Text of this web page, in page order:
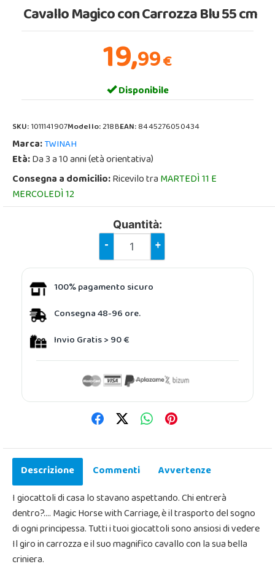
Cavallo Magico con Carrozza Blu 55 cm
19,99€
Disponibile
SKU:1011141907Modello:218BEAN:8445276050434
Marca:TWINAH
Età:Da 3 a 10 anni (età orientativa)
Consegna a domicilio:Ricevilo traMARTEDÌ 11 E
MERCOLEDÌ 12
Quantità:
- +
100% pagamento sicuro
Consegna 48-96 ore.
Invio Gratis > 90 €
Descrizione Commenti
Avvertenze
I giocattoli di casa lo stavano aspettando. Chi entrerà
dentro?…. Magic Horse with Carriage, è il trasporto del sogno
di ogni principessa. Tutti i tuoi giocattoli sono ansiosi di vedere
Il giro in carrozza e il suo magnifico cavallo con la sua bella
criniera.